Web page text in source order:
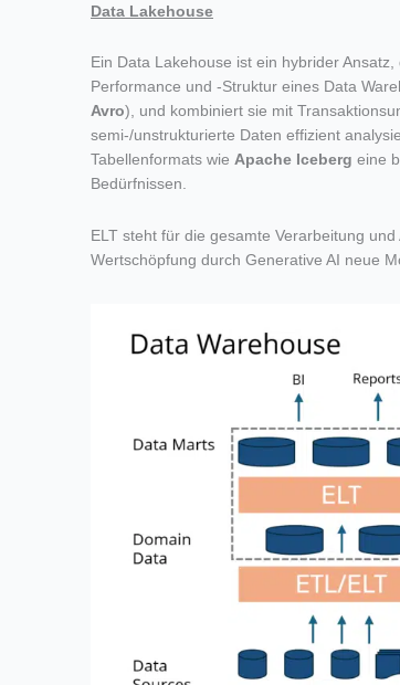
Data Lakehouse
Ein Data Lakehouse ist ein hybrider
Performance und -Struktur eines Data
Avro), und kombiniert sie mit
semi-/unstrukturierte Daten effizient
Tabellenformats wie Apache Iceberg eine
Bedürfnissen.
ELT steht für die gesamte Verarbeitung
Wertschöpfung durch Generative AI neue